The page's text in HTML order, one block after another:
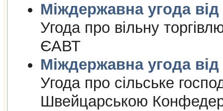
Угода про вiльну
ЄАВТ
Угода про сiльське
Швейцарською